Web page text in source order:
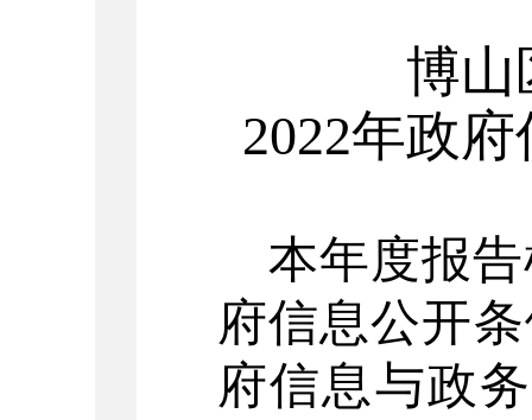
博山
2022年政
本年度报
府信息公开
府信息与政